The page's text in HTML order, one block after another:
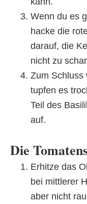
Wenn du es
hacke die
darauf, die
nicht zu
Zum Schluss
tupfen es
Teil des
auf.
Die
Erhitze das
bei mittlerer
aber nicht